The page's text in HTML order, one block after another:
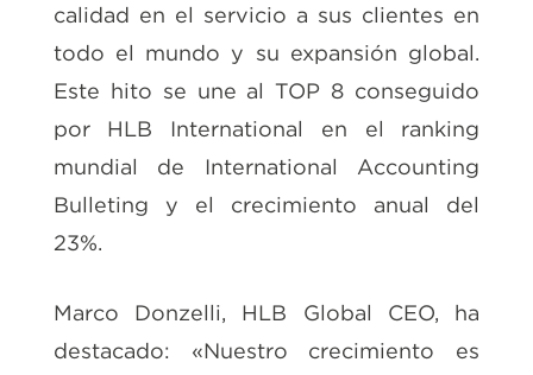
calidad en el servicio a sus clientes en
todo el mundo y su expansión global.
Este hito se une al TOP 8 conseguido
por HLB International en el ranking
mundial de International Accounting
Bulleting y el crecimiento anual del
23%.
Marco Donzelli, HLB Global CEO, ha
destacado: «Nuestro crecimiento es